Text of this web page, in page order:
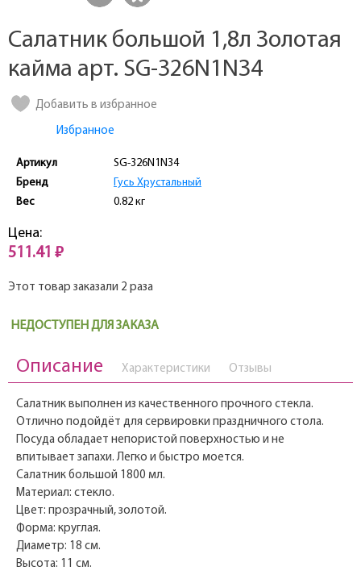
Салатник большой 1,8л Золотая
кайма арт. SG-326N1NЗ4
Добавить в избранное
Избранное
Артикул
SG-326N1NЗ4
Бренд
Гусь Хрустальный
Вес
0.82 кг
Цена:
511.41 ₽
Этот товар заказали 2 раза
НЕДОСТУПЕН ДЛЯ ЗАКАЗА
Описание Характеристики Отзывы
Салатник выполнен из качественного прочного стекла.
Отлично подойдёт для сервировки праздничного стола.
Посуда обладает непористой поверхностью и не
впитывает запахи. Легко и быстро моется.
Салатник большой 1800 мл.
Материал: стекло.
Цвет: прозрачный, золотой.
Форма: круглая.
Диаметр: 18 см.
Высота: 11 см.